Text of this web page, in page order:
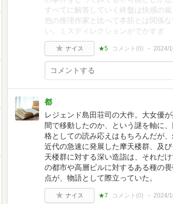
すべてに解答していく終盤は快感の
他の推理作家と比べて本筋とは関係
い。ミスディレクションがでかすぎ
ナイス ★5 コメント(0) 2024/
都
レジェンド島田荘司の大作。大女優
間で移動したのか、という謎を軸に
格としての読み応えはもちろんだが
近代の急速に発展した摩天楼群、及
天楼群に対する深い造詣は、それだ
の都市や高層ビルに対するある種の
点が、物語として際立っていた。
ナイス ★7 コメント(0) 2024/